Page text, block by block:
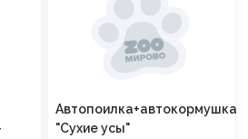
Автопоилка+автокормушка
"Сухие усы"